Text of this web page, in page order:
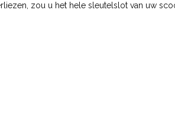
zou u het hele sleutelslot van uw